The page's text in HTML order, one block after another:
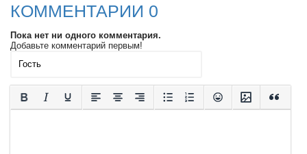
КОММЕНТАРИИ 0
Пока нет ни одного комментария.
Добавьте комментарий первым!